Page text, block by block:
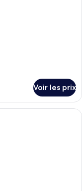
Voir les prix